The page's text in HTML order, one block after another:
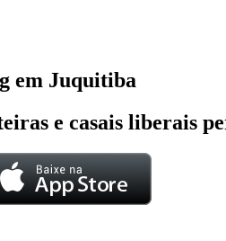
em Juquitiba
e casais liberais